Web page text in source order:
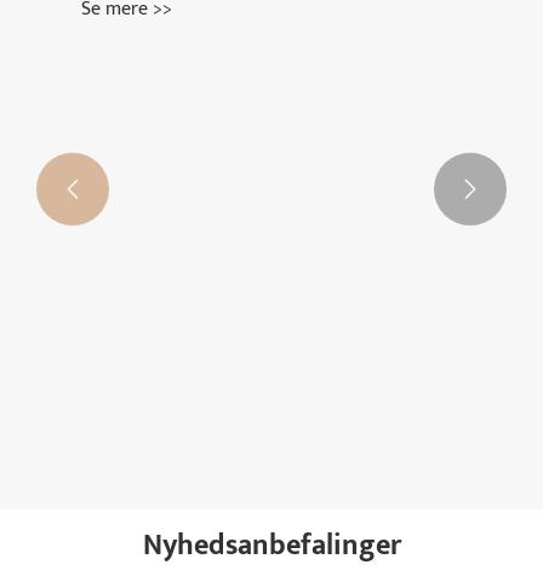
 
Nyhedsanbefalinger